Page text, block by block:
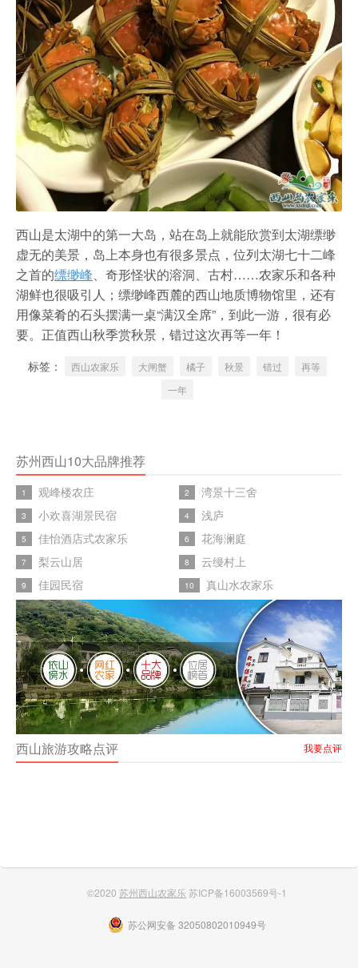
西山是太湖中的第一大岛，站在岛上就能欣赏到太湖缥缈
虚无的美景，岛上本身也有很多景点，位列太湖七十二峰
之首的缥缈峰、奇形怪状的溶洞、古村……农家乐和各种
湖鲜也很吸引人；缥缈峰西麓的西山地质博物馆里，还有
用像菜肴的石头摆满一桌“满汉全席”，到此一游，很有必
要。正值西山秋季赏秋景，错过这次再等一年！
标签： 西山农家乐 大闸蟹 橘子 秋景 错过
再等
一年
苏州西山10大品牌推荐
1 观峰楼农庄 2 湾景十三舍
3 小欢喜湖景民宿 4 浅庐
5 佳怡酒店式农家乐 6 花海澜庭
7 梨云山居 8 云缦村上
9 佳园民宿 10 真山水农家乐
西山旅游攻略点评 我要点评
©2020 苏州西山农家乐苏ICP备16003569号-1
苏公网安备 32050802010949号